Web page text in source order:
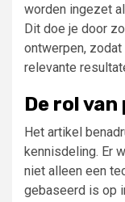
worden ingezet
Dit doe je door
ontwerpen,
relevante
De rol
Het artikel
kennisdeling. Er
niet alleen een
gebaseerd is op